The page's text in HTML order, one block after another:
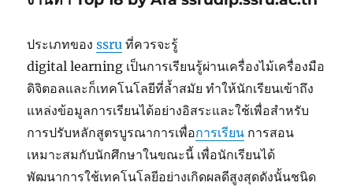
ประเภทของssru ที่ควรจะรู้
digital learning เป็นการเรียนรู้ผ่านเครื่องไม้เครื่องมือ
ดิจิตอลและก็เทคโนโลยีที่ล้ำสมัย ทำให้นักเรียนเข้าถึง
แหล่งข้อมูลการเรียนได้อย่างอิสระและใช้เพื่อสำหรับ
การปรับหลักสูตรบูรณาการเพื่อการเรียน การสอน
เหมาะสมกับนักศึกษาในขณะนี้ เพื่อนักเรียนได้
พัฒนาการใช้เทคโนโลยีอย่างเกิดผลดีสูงสุดดังนั้นชนิด